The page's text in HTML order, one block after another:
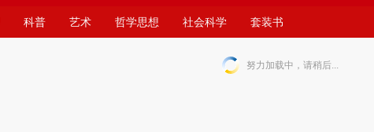
科普 艺术 哲学思想 社会科学 套装书
努力加载中，请稍后...